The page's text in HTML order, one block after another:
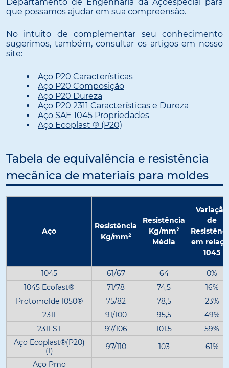
que possamos ajudar em sua compreensão.
No intuito de complementar seu conhecimento
sugerimos, também, consultar os artigos em nosso
site:
Aço P20 Características
Aço P20 Composição
Aço P20 Dureza
Aço P20 2311 Características e Dureza
Aço SAE 1045 Propriedades
Aço Ecoplast ® (P20)
Tabela de equivalência e resistência
mecânica de materiais para moldes
Aço
Resistência
Kg/mm²
Resistência
Kg/mm²
Média
Variação
de
em
1045
1045 61/67 64
0%
1045 Ecofast®
71/78 74,5
16%
Protomolde 1050®
75/82 78,5
23%
2311
91/100 95,5
49%
2311 ST
97/106 101,5
59%
Aço Ecoplast®(P20)
(1)
97/110 103
61%
Aço Pmo